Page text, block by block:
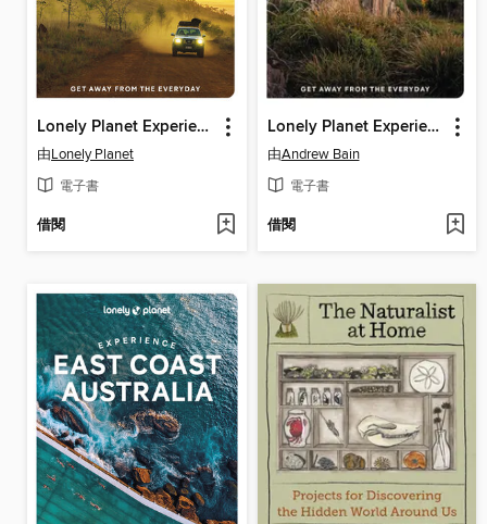
Lonely Planet Experience West Coast Australia
由Lonely Planet
電子書
借閱
Lonely Planet Experience Tasmania
由Andrew Bain
電子書
借閱